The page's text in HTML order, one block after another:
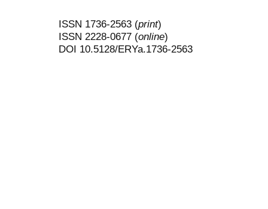
ISSN 1736-2563 (print)
ISSN 2228-0677 (online)
DOI 10.5128/ERYa.1736-2563